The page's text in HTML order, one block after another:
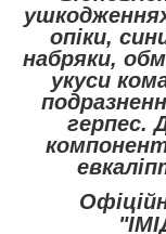
опіки,
набряки,
укуси
герпес.